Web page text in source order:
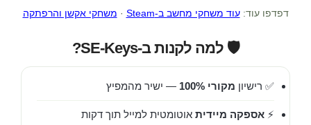
דפדפו עוד:עוד משחקי מחשב ב-Steam · משחקי אקשן והרפתקה
🛡️ למה לקנות ב-SE-Keys?
✅ רישיון מקורי 100% — ישיר מהמפיץ
⚡ אספקה מיידית אוטומטית למייל תוך דקות